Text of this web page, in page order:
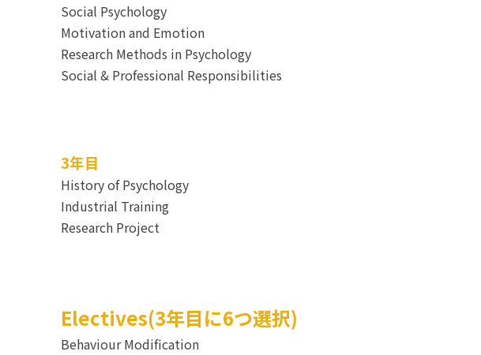
Social Psychology
Motivation and Emotion
Research Methods in Psychology
Social & Professional Responsibilities
3年目
History of Psychology
Industrial Training
Research Project
Electives(3年目に6つ選択)
Behaviour Modification